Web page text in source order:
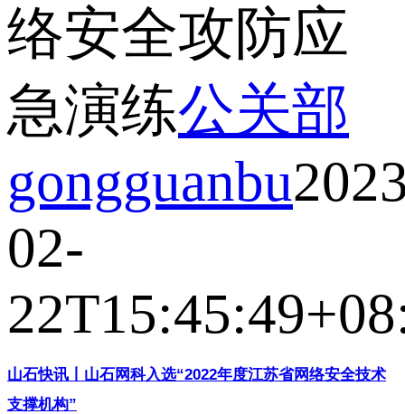
络安全攻防应
急演练公关部
gongguanbu
02-
山石快讯丨山石网科入选“2022年度江苏省网络安全技术
支撑机构”